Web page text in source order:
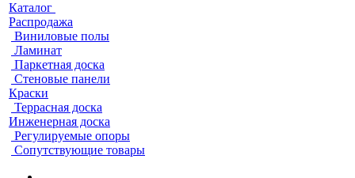
Каталог
Распродажа
Виниловые полы
Ламинат
Паркетная доска
Стеновые панели
Краски
Террасная доска
Инженерная доска
Регулируемые опоры
Сопутствующие товары